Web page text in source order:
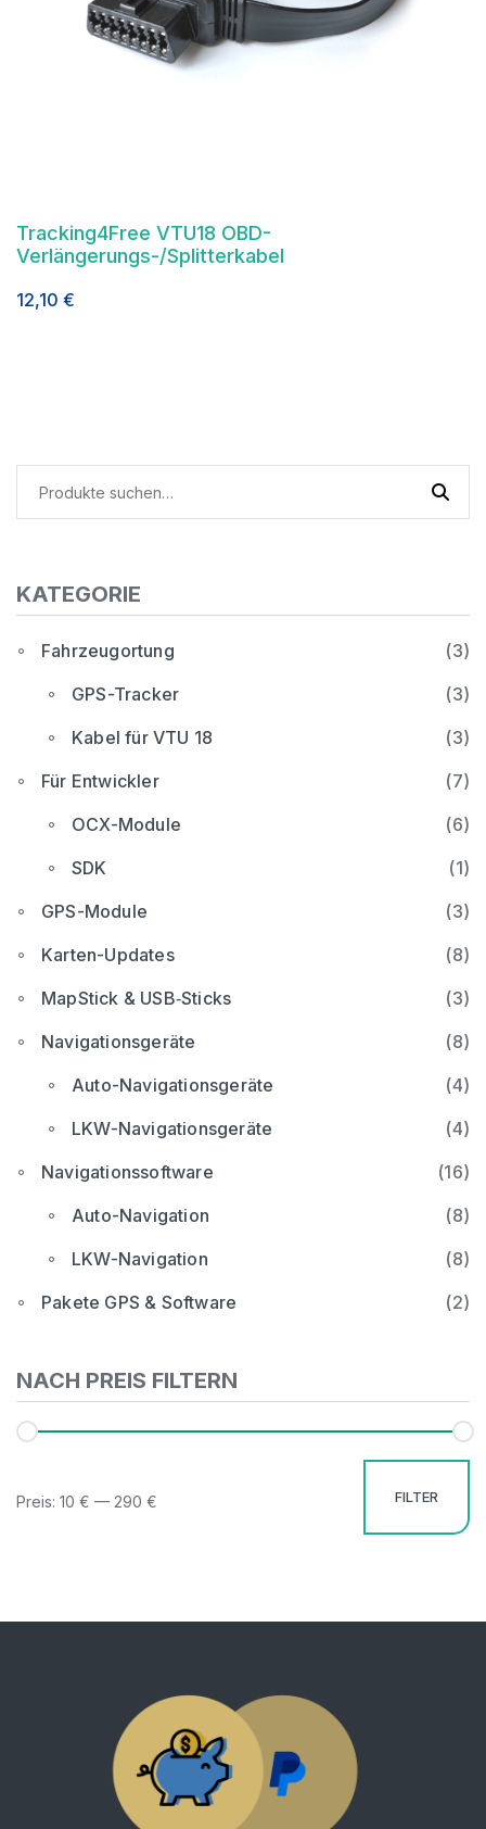
Tracking4Free VTU18 OBD-
Verlängerungs-/Splitterkabel
12,10 €
KATEGORIE
Fahrzeugortung
(3)
GPS-Tracker
(3)
Kabel für VTU 18
(3)
Für Entwickler
(7)
OCX-Module
(6)
SDK
(1)
GPS-Module
(3)
Karten-Updates
(8)
MapStick & USB‑Sticks
(3)
Navigationsgeräte
(8)
Auto-Navigationsgeräte
(4)
LKW-Navigationsgeräte
(4)
Navigationssoftware
(16)
Auto-Navigation
(8)
LKW-Navigation
(8)
Pakete GPS & Software
(2)
NACH PREIS FILTERN
FILTER
Preis: 10 € — 290 €